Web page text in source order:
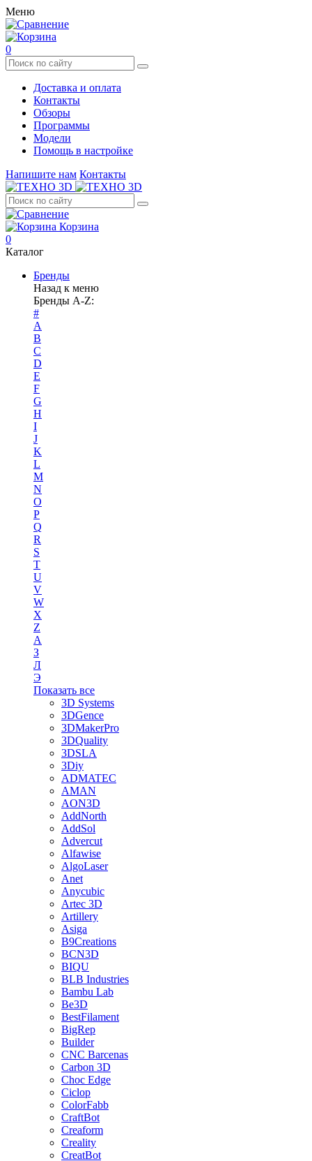
Меню
0
Доставка и оплата
Контакты
Обзоры
Программы
Модели
Помощь в настройке
Напишите нам Контакты
Корзина
0
Каталог
Бренды
Назад к меню
Бренды A-Z:
#
A
B
C
D
E
F
G
H
I
J
K
L
M
N
O
P
Q
R
S
T
U
V
W
X
Z
А
З
Л
Э
Показать все
3D Systems
3DGence
3DMakerPro
3DQuality
3DSLA
3Diy
ADMATEC
AMAN
AON3D
AddNorth
AddSol
Advercut
Alfawise
AlgoLaser
Anet
Anycubic
Artec 3D
Artillery
Asiga
B9Creations
BCN3D
BIQU
BLB Industries
Bambu Lab
Be3D
BestFilament
BigRep
Builder
CNC Barcenas
Carbon 3D
Choc Edge
Ciclop
ColorFabb
CraftBot
Creaform
Creality
CreatBot